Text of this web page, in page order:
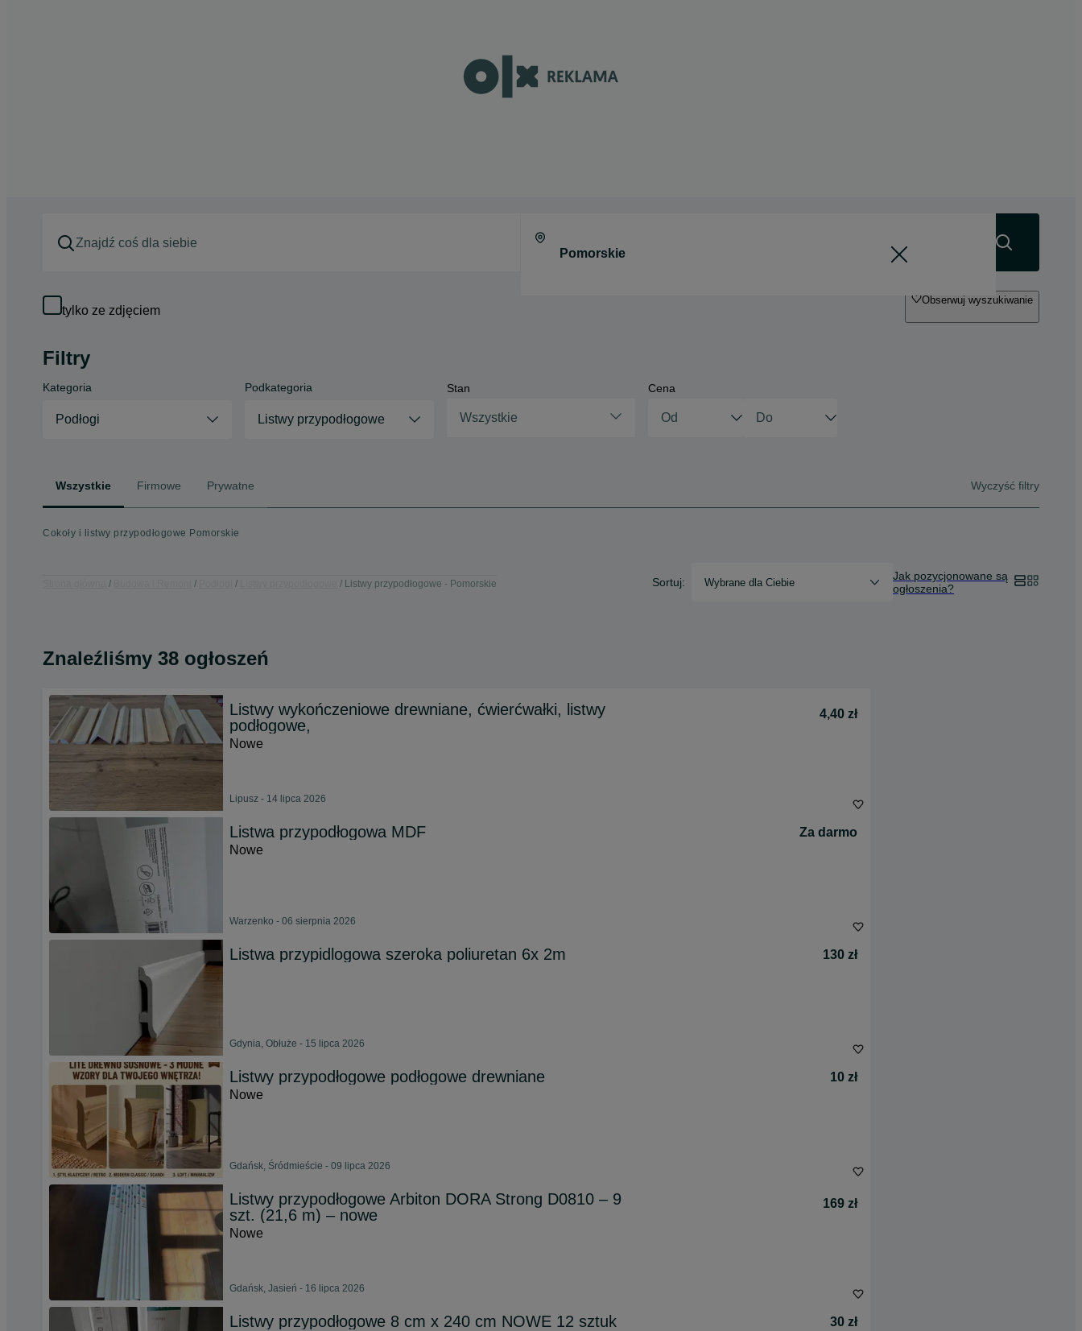
tylko ze zdjęciem
Obserwuj wyszukiwanie
Filtry
Kategoria
Podłogi
Podkategoria
Listwy przypodłogowe
Stan
Wszystkie
Cena
Wszystkie Firmowe Prywatne Wyczyść filtry
Cokoły i listwy przypodłogowe Pomorskie
Listwy przypodłogowe - Pomorskie Sortuj: Wybrane dla Ciebie
Jak pozycjonowane są
ogłoszenia?
Znaleźliśmy 38 ogłoszeń
Listwy wykończeniowe drewniane, ćwierćwałki, listwy
podłogowe,
4,40 zł
Nowe
Lipusz - 14 lipca 2026
Listwa przypodłogowa MDF
Za darmo
Nowe
Warzenko - 06 sierpnia 2026
Listwa przypidlogowa szeroka poliuretan 6x 2m 130 zł
Gdynia, Obłuże - 15 lipca 2026
Listwy przypodłogowe podłogowe drewniane
10 zł
Nowe
Gdańsk, Śródmieście - 09 lipca 2026
Listwy przypodłogowe Arbiton DORA Strong D0810 – 9
szt. (21,6 m) – nowe
169 zł
Nowe
Gdańsk, Jasień - 16 lipca 2026
Listwy przypodłogowe 8 cm x 240 cm NOWE 12 sztuk
30 zł